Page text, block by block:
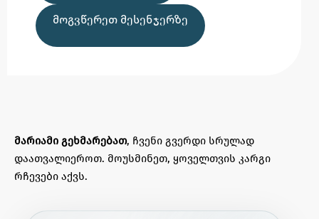
ᲛᲝᲒᲕᲬᲔᲠᲔᲗ ᲛᲔᲡᲔᲜᲯᲔᲠᲖᲔ
მარიამი გეხმარებათ, ჩვენი გვერდი სრულად
დაათვალიეროთ. მოუსმინეთ, ყოველთვის კარგი
რჩევები აქვს.